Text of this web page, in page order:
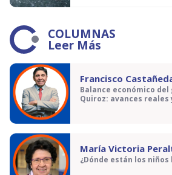
COLUMNAS
Leer Más
Francisco
Balance económico
Quiroz: avances
María Victoria
¿Dónde están los